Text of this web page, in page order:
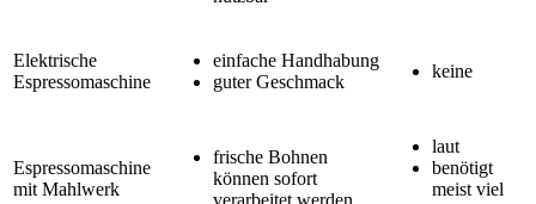
Elektrische
Espressomaschine
einfache Handhabung
guter Geschmack
keine
Espressomaschine
mit Mahlwerk
frische Bohnen
können sofort
laut
benötigt
meist viel